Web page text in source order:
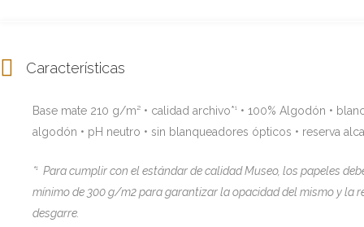
Características
Base mate 210 g/m² • calidad archivo*1 • 100% Algodón •
algodón • pH neutro • sin blanqueadores ópticos • reserva
*1
Para cumplir con el estándar de calidad Museo, los papeles
mínimo de 300 g/m2 para garantizar la opacidad del mismo y la
desgarre.